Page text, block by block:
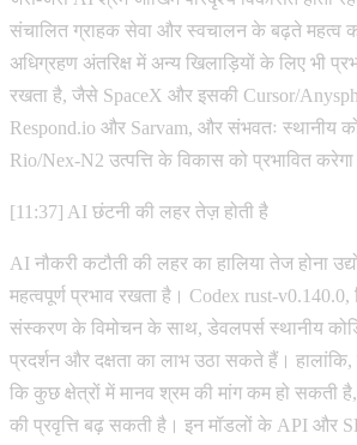
संचालित ग्राहक सेवा और स्वचालन के बढ़ते महत्व
अधिग्रहण अंतरिक्ष में अन्य खिलाड़ियों के लिए भी
रखता है, जैसे SpaceX और इसकी Cursor/
Respond.io और Sarvam, और संभवतः स्थानीय
Rio/Nex-N2 उत्पत्ति के विकास को प्रभावित
[11:37] AI छंटनी की लहर तेज़ होती है
AI नौकरी कटौती की लहर का हालिया तेज होना
महत्वपूर्ण प्रभाव रखता है। Codex rust-v0.140.0,
संस्करण के विमोचन के साथ, डेवलपर्स स्थानीय
प्रदर्शन और दक्षता का लाभ उठा सकते हैं।
कि कुछ क्षेत्रों में मानव श्रम की मांग कम हो सकती
की प्रवृत्ति बढ़ सकती है। इन मॉडलों के API और